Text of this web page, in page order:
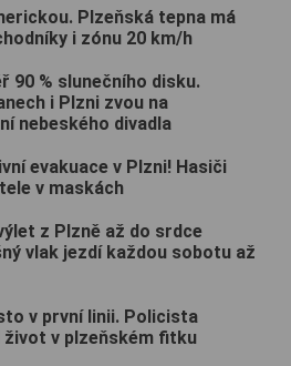
Plzeňská tepna má
i zónu 20 km/h
90 % slunečního disku.
i Plzni zvou na
nebeského divadla
evakuace v Plzni! Hasiči
v maskách
z Plzně až do srdce
vlak jezdí každou sobotu až
v první linii. Policista
v plzeňském fitku